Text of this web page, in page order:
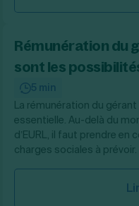
Rémunération du
sont les
5 min
La rémunération du gérant
essentielle. Au-delà du
d’EURL, il faut prendre
charges sociales à prévoir.